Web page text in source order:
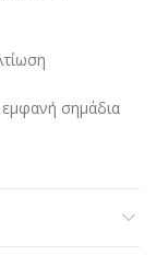
εμφανή σημάδια